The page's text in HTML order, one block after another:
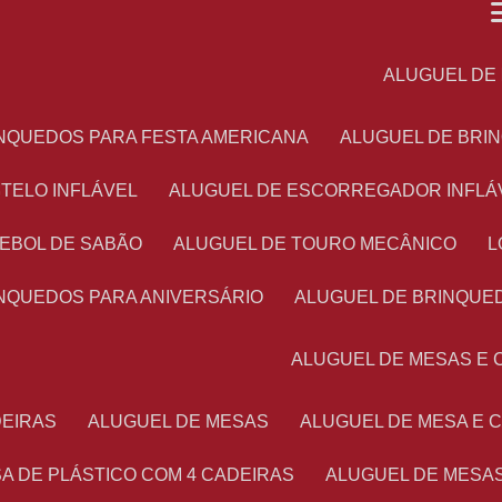
ALUGUEL
PARA FESTA AMERICANA ALUGUEL DE
INFLÁVEL ALUGUEL DE ESCORREGADOR
DE SABÃO ALUGUEL DE TOURO MECÂNICO
PARA ANIVERSÁRIO ALUGUEL DE
ALUGUEL DE MESAS
ALUGUEL DE MESAS ALUGUEL DE MESA E
DE PLÁSTICO COM 4 CADEIRAS ALUGUEL DE